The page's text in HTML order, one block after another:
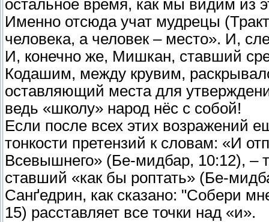
остальное время, как мы видим из
Именно отсюда учат мудрецы
человека, а человек – место». И,
И, конечно же, Мишкан, ставший
Кодашим, между крувим,
оставляющий места для
ведь «школу» народ нёс с собой!
Если после всех этих возражений
тонкости претензий к словам: «И
Всевышнего» (Бе-мидбар, 10:12), –
ставший «как бы роптать» (Бе-
Санґедрин, как сказано: "Собери
15) расставляет все точки над «и».